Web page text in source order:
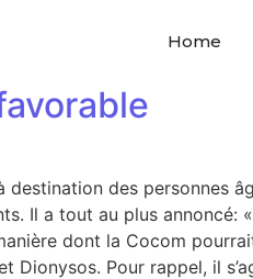
Home
des personnes
Il a tout au plus
dont la Cocom
Pour rappel, il